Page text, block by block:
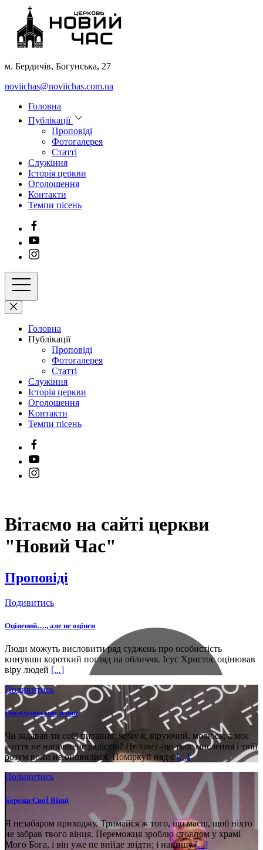
м. Бердичів, Богунська, 27
noviichas@noviichas.com.ua
Головна
Публікації
Проповіді
Фотогалерея
Cтатті
Служіння
Історія церкви
Оголошення
Контакти
Темпи пісень
Головна
Публікації
Проповіді
Фотогалерея
Cтатті
Служіння
Історія церкви
Оголошення
Kонтакти
Темпи пісень
Вітаємо на сайті церкви
"Новий Час"
Проповіді
Подивитись
Оцінений…., але не оцінен
Люди можуть висловити ряд суджень про особистість
кинувши короткий погляд на обличчя. Ісус Христос оцінював
віру людей [...]
Подивитись
Оновлення мислення
Чи задавав ти собі питання: чому я, віруючий, молюся, а моє
життя не наповнене радістю? Це тому-що твоє мислення і твій
розум вони не оновилися. Поміркуй над с[...]
Подивитись
Бережи СвоЇ Вінці
Я незабаром приходжу. Тримайся ж того, що маєш, щоб ніхто
не забрав твого вінця. Переможця зроблю стовпом у храмі
Мого Бога, і він уже не вийде звідти; і напишу[...]